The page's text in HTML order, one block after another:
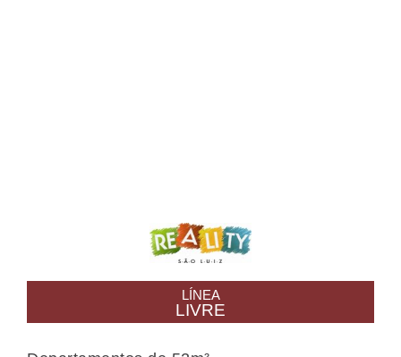
LÍNEA
LIVRE